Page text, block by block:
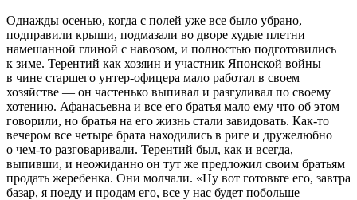
Однажды осенью, когда с полей уже все было убрано,
подправили крыши, подмазали во дворе худые плетни
намешанной глиной с навозом, и полностью подготовились
к зиме. Терентий как хозяин и участник Японской войны
в чине старшего унтер-офицера мало работал в своем
хозяйстве — он частенько выпивал и разгуливал по своему
хотению. Афанасьевна и все его братья мало ему что об этом
говорили, но братья на его жизнь стали завидовать. Как-то
вечером все четыре брата находились в риге и дружелюбно
о чем-то разговаривали. Терентий был, как и всегда,
выпивши, и неожиданно он тут же предложил своим братьям
продать жеребенка. Они молчали. «Ну вот готовьте его, завтра
базар, я поеду и продам его, все у нас будет побольше